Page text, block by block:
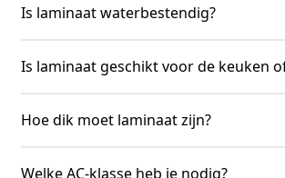
Is laminaat waterbestendig?
Is laminaat geschikt voor de keuken
Hoe dik moet laminaat zijn?
Welke AC-klasse heb je nodig?